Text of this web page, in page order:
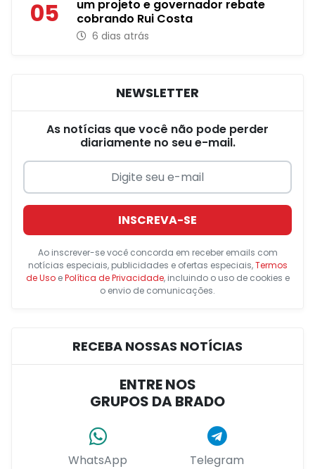
05
um projeto e governador rebate
cobrando Rui Costa
6 dias atrás
NEWSLETTER
As notícias que você não pode perder
diariamente no seu e-mail.
INSCREVA-SE
Ao inscrever-se você concorda em receber emails com
notícias especiais, publicidades e ofertas especiais,Termos
de UsoePolítica de Privacidade, incluindo o uso de cookies e
o envio de comunicações.
RECEBA NOSSAS NOTÍCIAS
ENTRE NOS
GRUPOS DA BRADO
WhatsApp Telegram